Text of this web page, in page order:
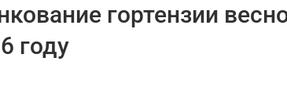
гортензии
году